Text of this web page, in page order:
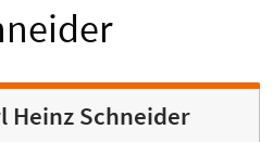
Heinz Schneider